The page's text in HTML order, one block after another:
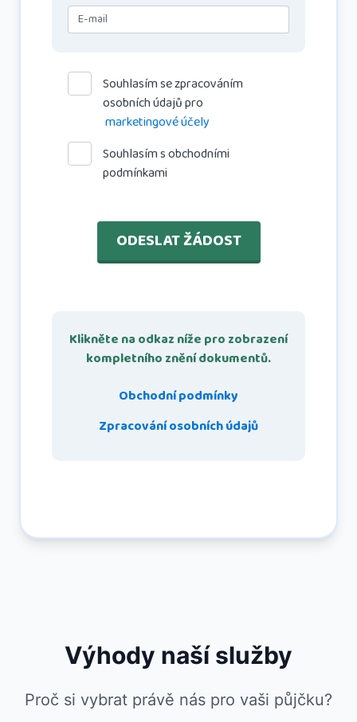
Souhlasím se zpracováním
osobních údajů pro
marketingové účely
Souhlasím s obchodními
podmínkami
ODESLAT ŽÁDOST
Klikněte na odkaz níže pro zobrazení
kompletního znění dokumentů.
Obchodní podmínky
Zpracování osobních údajů
Výhody naší služby
Proč si vybrat právě nás pro vaši půjčku?